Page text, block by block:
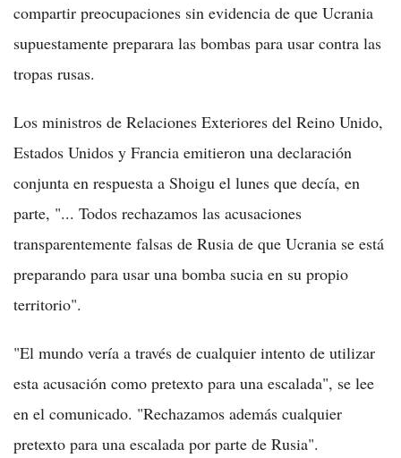
compartir preocupaciones sin evidencia de que Ucrania
supuestamente preparara las bombas para usar contra las
tropas rusas.
Los ministros de Relaciones Exteriores del Reino Unido,
Estados Unidos y Francia emitieron una declaración
conjunta en respuesta a Shoigu el lunes que decía, en
parte, "... Todos rechazamos las acusaciones
transparentemente falsas de Rusia de que Ucrania se está
preparando para usar una bomba sucia en su propio
territorio".
"El mundo vería a través de cualquier intento de utilizar
esta acusación como pretexto para una escalada", se lee
en el comunicado. "Rechazamos además cualquier
pretexto para una escalada por parte de Rusia".